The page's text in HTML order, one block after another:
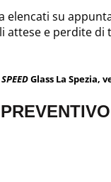
su
e perdite
SPEEDGlass La Spezia,